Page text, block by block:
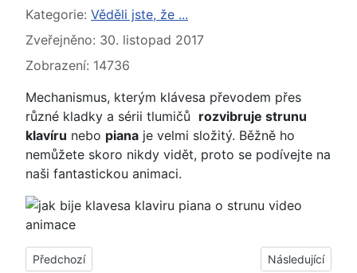
Základní údaje
Kategorie: Věděli jste, že ...
Zveřejněno: 30. listopad 2017
Zobrazení: 14736
Mechanismus, kterým klávesa převodem přes
různé kladky a sérii tlumičů rozvibruje strunu
klavíru nebo piana je velmi složitý. Běžně ho
nemůžete skoro nikdy vidět, proto se podívejte na
naši fantastickou animaci.
Předchozí článek: ► Jak se vyrábí náboje do zbraní (výrobní
Předchozí Další článek: ►
Následující